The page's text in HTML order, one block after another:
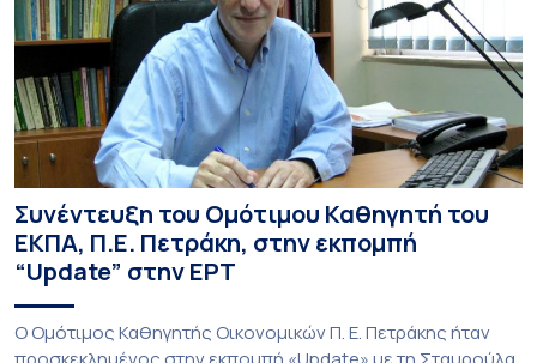
Συνέντευξη του Ομότιμου Καθηγητή του
ΕΚΠΑ, Π.Ε. Πετράκη, στην εκπομπή
“Update” στην ΕΡΤ
O Ομότιμος Καθηγητής Οικονομικών Π. Ε. Πετράκης ήταν